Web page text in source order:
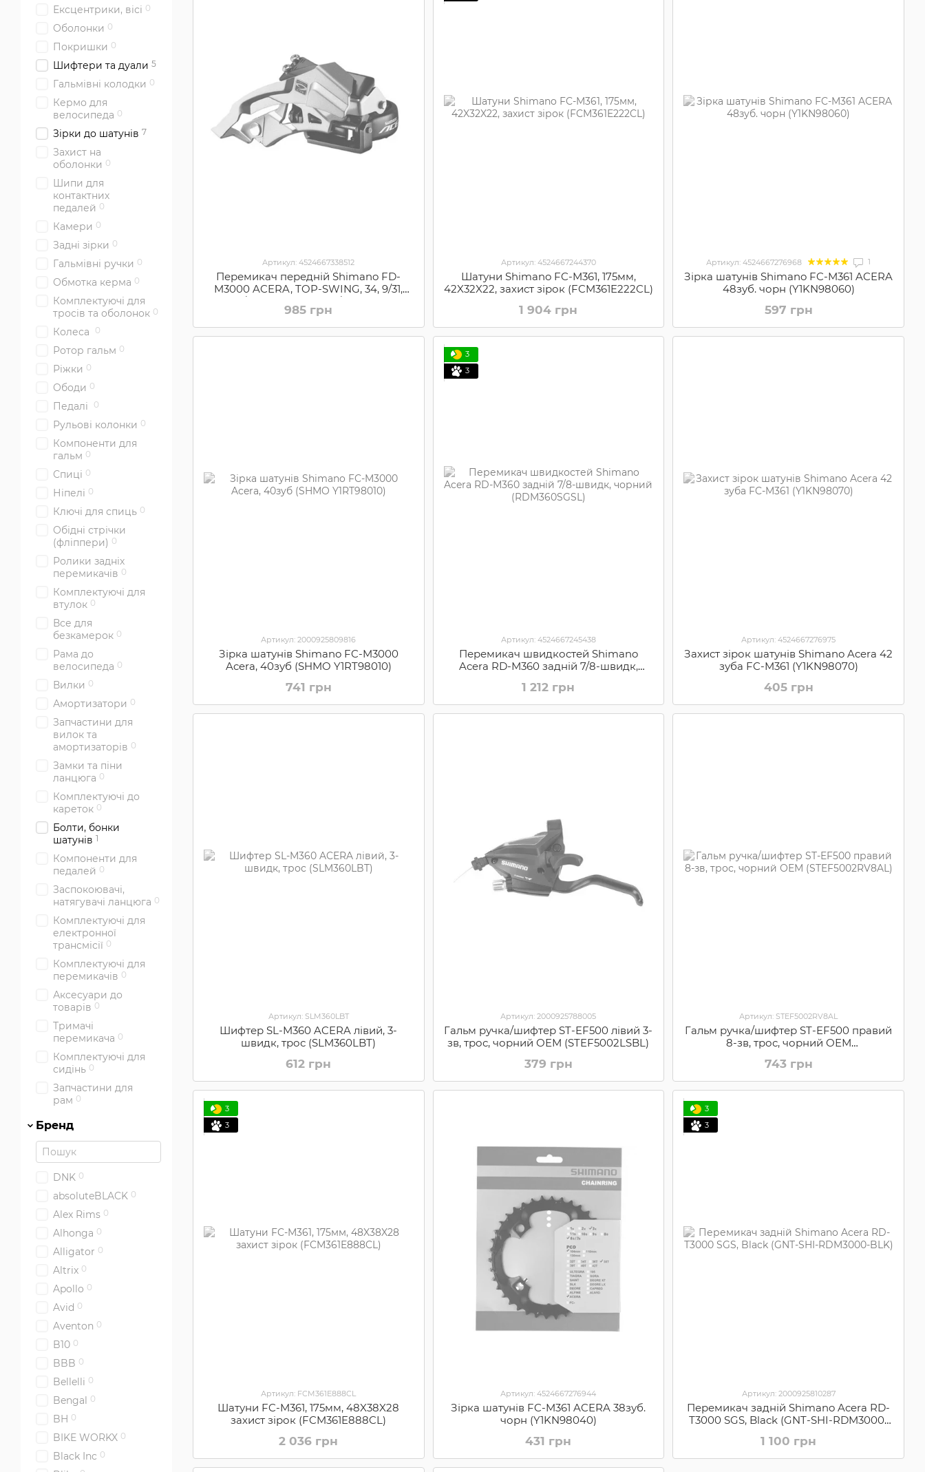
Артикул: 4524667338512
Перемикач передній Shimano FD-
M3000 ACERA, TOP-SWING, 34, 9/31,
8/28, 6мм адапт, 66/69град,
універс.тяга (FDM3000TSX6)
985 грн
Артикул: 4524667244370
Шатуни Shimano FC-M361, 175мм,
42X32X22, захист зірок (FCM361E222CL)
1 904 грн
Артикул: 4524667276968 1
Зірка шатунів Shimano FC-M361 ACERA
48зуб. чорн (Y1KN98060)
597 грн
Артикул: 2000925809816
Зірка шатунів Shimano FC-M3000
Acera, 40зуб (SHMO Y1RT98010)
741 грн
3
3
Артикул: 4524667245438
Перемикач швидкостей Shimano
Acera RD-М360 задній 7/8-швидк,
1 212 грн
Артикул: 4524667276975
Захист зірок шатунів Shimano Acera 42
зуба FC-M361 (Y1KN98070)
405 грн
Артикул: SLM360LBT
Шифтер SL-M360 ACERA лівий, 3-
швидк, трос (SLM360LBT)
612 грн
Артикул: 2000925788005
Гальм ручка/шифтер ST-EF500 лівий 3-
зв, трос, чорний ОЕМ (STEF5002LSBL)
379 грн
Артикул: STEF5002RV8AL
Гальм ручка/шифтер ST-EF500 правий
8-зв, трос, чорний ОЕМ
743 грн
3
3
Артикул: FCM361E888CL
Шатуни FC-M361, 175мм, 48X38X28
захист зірок (FCM361E888CL)
2 036 грн
Артикул: 4524667276944
Зірка шатунів FC-M361 ACERA 38зуб.
чорн (Y1KN98040)
431 грн
3
3
Артикул: 2000925810287
Перемикач задній Shimano Acera RD-
Т3000 SGS, Black (GNT-SHI-RDM3000-
1 100 грн
Ексцентрики, вісі 0
Оболонки 0
Покришки 0
Шифтери та дуали 5
Гальмівні колодки 0
Кермо для
велосипеда 0
Зірки до шатунів 7
Захист на
оболонки 0
Шипи для
контактних
педалей 0
Камери 0
Задні зірки 0
Гальмівні ручки 0
Обмотка керма 0
Комплектуючі для
тросів та оболонок 0
Колеса 0
Ротор гальм 0
Ріжки 0
Ободи 0
Педалі 0
Рульові колонки 0
Компоненти для
гальм 0
Спиці 0
Ніпелі 0
Ключі для спиць 0
Обідні стрічки
(фліппери) 0
Ролики задніх
перемикачів 0
Комплектуючі для
втулок 0
Все для
безкамерок 0
Рама до
велосипеда 0
Вилки 0
Амортизатори 0
Запчастини для
вилок та
амортизаторів 0
Замки та піни
ланцюга 0
Комплектуючі до
кареток 0
Болти, бонки
шатунів 1
Компоненти для
педалей 0
Заспокоювачі,
натягувачі ланцюга 0
Комплектуючі для
електронної
трансмісії 0
Комплектуючі для
перемикачів 0
Аксесуари до
товарів 0
Тримачі
перемикача 0
Комплектуючі для
сидінь 0
Запчастини для
рам 0
Бренд
DNK 0
absoluteBLACK 0
Alex Rims 0
Alhonga 0
Alligator 0
Altrix 0
Apollo 0
Avid 0
Aventon 0
B10 0
BBB 0
Bellelli 0
Bengal 0
BH 0
BIKE WORKX 0
Black Inc 0